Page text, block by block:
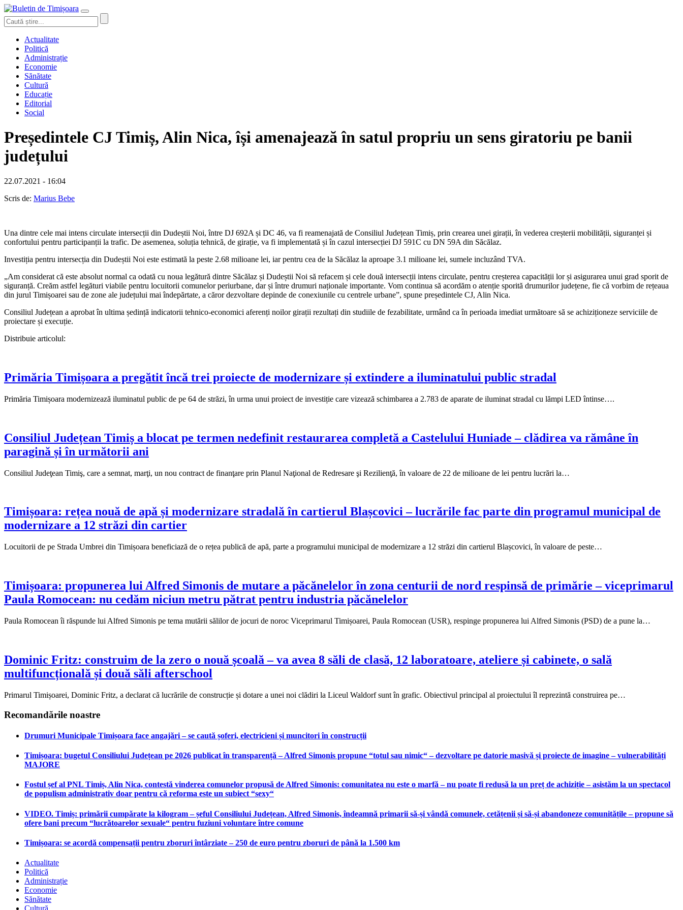
Actualitate
Politică
Administrație
Economie
Sănătate
Cultură
Educație
Editorial
Social
Președintele CJ Timiș, Alin Nica, își amenajează în satul propriu un sens giratoriu pe banii
județului
22.07.2021 - 16:04
Scris de: Marius Bebe
Una dintre cele mai intens circulate intersecții din Dudeștii Noi, între DJ 692A și DC 46, va fi reamenajată de Consiliul Județean Timiș, prin crearea unei girații, în vederea creșterii mobilității, siguranței și
confortului pentru participanții la trafic. De asemenea, soluția tehnică, de girație, va fi implementată și în cazul intersecției DJ 591C cu DN 59A din Săcălaz.
Investiția pentru intersecția din Dudeștii Noi este estimată la peste 2.68 milioane lei, iar pentru cea de la Săcălaz la aproape 3.1 milioane lei, sumele incluzând TVA.
„Am considerat că este absolut normal ca odată cu noua legătură dintre Săcălaz și Dudeștii Noi să refacem și cele două intersecții intens circulate, pentru creșterea capacității lor și asigurarea unui grad sporit de
siguranță. Creăm astfel legături viabile pentru locuitorii comunelor periurbane, dar și între drumuri naționale importante. Vom continua să acordăm o atenție sporită drumurilor județene, fie că vorbim de rețeaua
din jurul Timișoarei sau de zone ale județului mai îndepărtate, a căror dezvoltare depinde de conexiunile cu centrele urbane”, spune președintele CJ, Alin Nica.
Consiliul Județean a aprobat în ultima ședință indicatorii tehnico-economici aferenți noilor girații rezultați din studiile de fezabilitate, urmând ca în perioada imediat următoare să se achiziționeze serviciile de
proiectare și execuție.
Distribuie articolul:
Primăria Timișoara a pregătit încă trei proiecte de modernizare și extindere a iluminatului public stradal
Primăria Timișoara modernizează iluminatul public de pe 64 de străzi, în urma unui proiect de investiție care vizează schimbarea a 2.783 de aparate de iluminat stradal cu lămpi LED întinse….
Consiliul Județean Timiș a blocat pe termen nedefinit restaurarea completă a Castelului Huniade – clădirea va rămâne în
paragină și în următorii ani
Consiliul Judeţean Timiş, care a semnat, marţi, un nou contract de finanţare prin Planul Naţional de Redresare şi Rezilienţă, în valoare de 22 de milioane de lei pentru lucrări la…
Timișoara: rețea nouă de apă și modernizare stradală în cartierul Blașcovici – lucrările fac parte din programul municipal de
modernizare a 12 străzi din cartier
Locuitorii de pe Strada Umbrei din Timișoara beneficiază de o rețea publică de apă, parte a programului municipal de modernizare a 12 străzi din cartierul Blașcovici, în valoare de peste…
Timișoara: propunerea lui Alfred Simonis de mutare a păcănelelor în zona centurii de nord respinsă de primărie – viceprimarul
Paula Romocean: nu cedăm niciun metru pătrat pentru industria păcănelelor
Paula Romocean îi răspunde lui Alfred Simonis pe tema mutării sălilor de jocuri de noroc Viceprimarul Timișoarei, Paula Romocean (USR), respinge propunerea lui Alfred Simonis (PSD) de a pune la…
Dominic Fritz: construim de la zero o nouă școală – va avea 8 săli de clasă, 12 laboratoare, ateliere și cabinete, o sală
multifuncțională și două săli afterschool
Primarul Timișoarei, Dominic Fritz, a declarat că lucrările de construcție și dotare a unei noi clădiri la Liceul Waldorf sunt în grafic. Obiectivul principal al proiectului îl reprezintă construirea pe…
Recomandările noastre
Drumuri Municipale Timișoara face angajări – se caută șoferi, electricieni și muncitori în construcții
Timișoara: bugetul Consiliului Județean pe 2026 publicat în transparență – Alfred Simonis propune “totul sau nimic“ – dezvoltare pe datorie masivă și proiecte de imagine – vulnerabilități
MAJORE
Fostul șef al PNL Timiș, Alin Nica, contestă vinderea comunelor propusă de Alfred Simonis: comunitatea nu este o marfă – nu poate fi redusă la un preț de achiziție – asistăm la un spectacol
de populism administrativ doar pentru că reforma este un subiect “sexy“
VIDEO. Timiș: primării cumpărate la kilogram – șeful Consiliului Județean, Alfred Simonis, îndeamnă primarii să-și vândă comunele, cetățenii și să-și abandoneze comunitățile – propune să
ofere bani precum “lucrătoarelor sexuale“ pentru fuziuni voluntare între comune
Timișoara: se acordă compensații pentru zboruri întârziate – 250 de euro pentru zboruri de până la 1.500 km
Actualitate
Politică
Administrație
Economie
Sănătate